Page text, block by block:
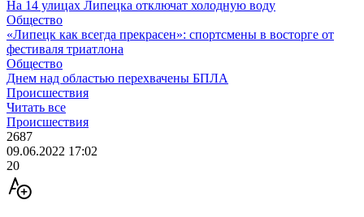
На 14 улицах Липецка отключат холодную воду
Общество
«Липецк как всегда прекрасен»: спортсмены в восторге от
фестиваля триатлона
Общество
Днем над областью перехвачены БПЛА
Происшествия
Читать все
Происшествия
2687
09.06.2022 17:02
20